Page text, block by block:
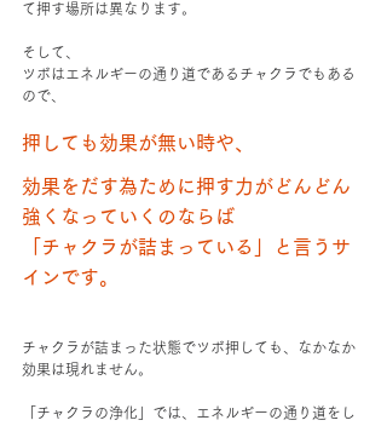
て押す場所は異なります。
そして、
ツボはエネルギーの通り道であるチャクラでもある
ので、
押しても効果が無い時や、
効果をだす為ために押す力がどんどん
強くなっていくのならば
「チャクラが詰まっている」と言うサ
インです。
チャクラが詰まった状態でツボ押しても、なかなか
効果は現れません。
「チャクラの浄化」では、エネルギーの通り道をし